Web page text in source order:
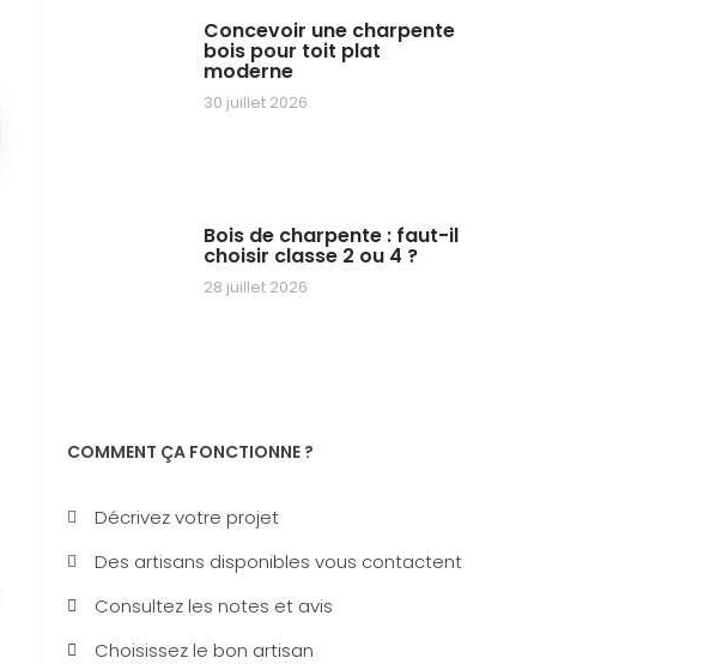
Concevoir une charpente
bois pour toit plat
moderne
30 juillet 2026
Bois de charpente : faut-il
choisir classe 2 ou 4 ?
28 juillet 2026
COMMENT ÇA FONCTIONNE ?
Décrivez votre projet
Des artisans disponibles vous contactent
Consultez les notes et avis
Choisissez le bon artisan